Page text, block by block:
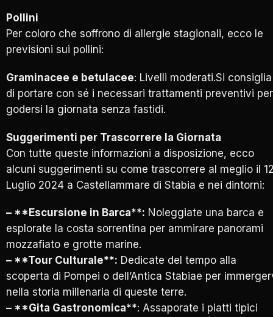
Pollini
Per coloro che soffrono di allergie stagionali, ecco le
previsioni sui pollini:
Graminacee e betulacee: Livelli moderati.Si consiglia
di portare con sé i necessari trattamenti preventivi per
godersi la giornata senza fastidi.
Suggerimenti per Trascorrere la Giornata
Con tutte queste informazioni a disposizione, ecco
alcuni suggerimenti su come trascorrere al meglio il
Luglio 2024 a Castellammare di Stabia e nei dintorni:
– **Escursione in Barca**: Noleggiate una barca e
esplorate la costa sorrentina per ammirare panorami
mozzafiato e grotte marine.
– **Tour Culturale**: Dedicate del tempo alla
scoperta di Pompei o dell’Antica Stabiae per
nella storia millenaria di queste terre.
– **Gita Gastronomica**: Assaporate i piatti tipici